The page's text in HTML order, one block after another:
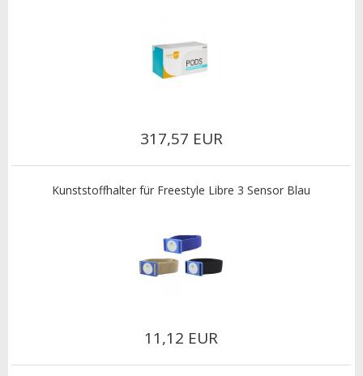
317,57 EUR
Kunststoffhalter für Freestyle Libre 3 Sensor Blau
11,12 EUR